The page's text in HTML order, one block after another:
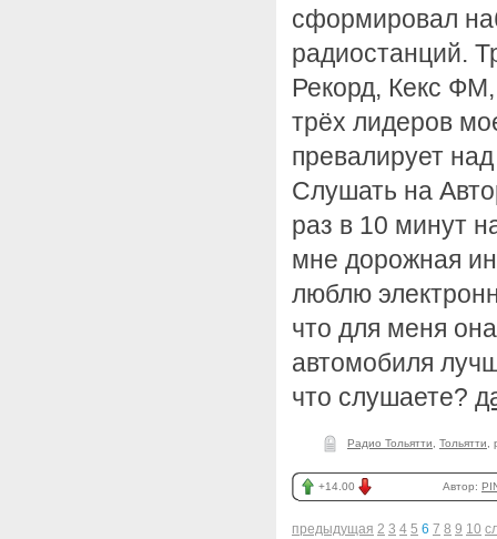
сформировал
радиостанций.
Рекорд, Кекс
трёх лидеров
превалирует
Слушать на
раз в 10 минут
мне дорожная
люблю
что для меня
автомобиля
что слушаете?
Радио Тольятти Тольятти
+14.00 Автор:
предыдущая 2 3 4 5 6 7 8 9 10